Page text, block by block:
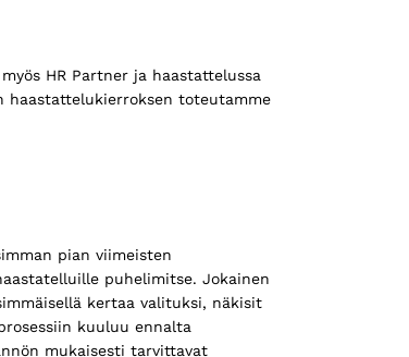
HR Partner ja haastattelussa
haastattelukierroksen toteutamme
pian viimeisten
puhelimitse. Jokainen
kertaa valituksi, näkisit
kuuluu ennalta
mukaisesti tarvittavat